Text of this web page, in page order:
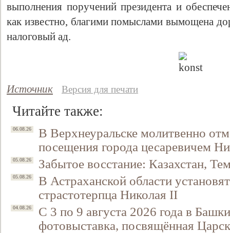
выполнения поручений президента и
как известно, благими помыслами вымощена
налоговый ад.
Источник Версия для печати
Читайте также:
06.08.26
В Верхнеуральске молитвенно
посещения города цесаревичем
05.08.26 Забытое восстание: Казахстан,
05.08.26
В Астраханской области
страстотерпца Николая II
04.08.26
С 3 по 9 августа 2026 года в
фотовыставка, посвящённая